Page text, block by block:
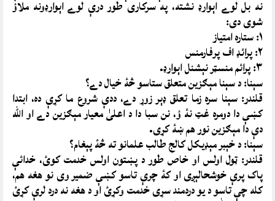
نه بل لوے اېوارډ نشته، په سرکارى طور درې لوے اېوارډونه ملاؤ
شوى دى:
١: ستاره امتياز
٢: پرائډ اف پرفارمنس
٣: پرائم منسټر نېشنل اېوارډ.
سېنا: د سېنا مېګزين متعلق ستاسو څۀ خيال دے؟
قلندر: سېنا سره زما تعلق ډېر زوړ دے، ددې شروع ما کړې ده، ابتدا
کښې دا دومره غټ نۀ ؤ، نن سبا دا د اعلىٰ معيار مېګزين دے او الله
دې دا مېګزين نور هم ښۀ کړى.
سېنا: د خېبر مېډيکل کالج طالب علمانو ته څۀ پېغام؟
قلندر: ټول اولس او خاص طور د پښتون اولس خدمت کوئ، خدائې
پاک پرې خوشحالېږى او کۀ چرې تاسو کښې ضمير وى نو هغه هم،
کله چې تاسو د يو دردمند سړى خدمت وکړئ او د هغه نه درد لرې کړئ